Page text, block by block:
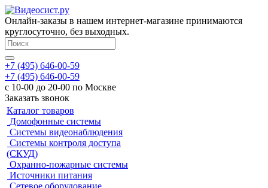
Онлайн-заказы в нашем интернет-магазине принимаются
круглосуточно, без выходных.
+7 (495) 646-00-59
+7 (495) 646-00-59
с 10-00 до 20-00 по Москве
Заказать звонок
Каталог товаров
Домофонные системы
Системы видеонаблюдения
Системы контроля доступа
(СКУД)
Охранно-пожарные системы
Источники питания
Сетевое оборудование